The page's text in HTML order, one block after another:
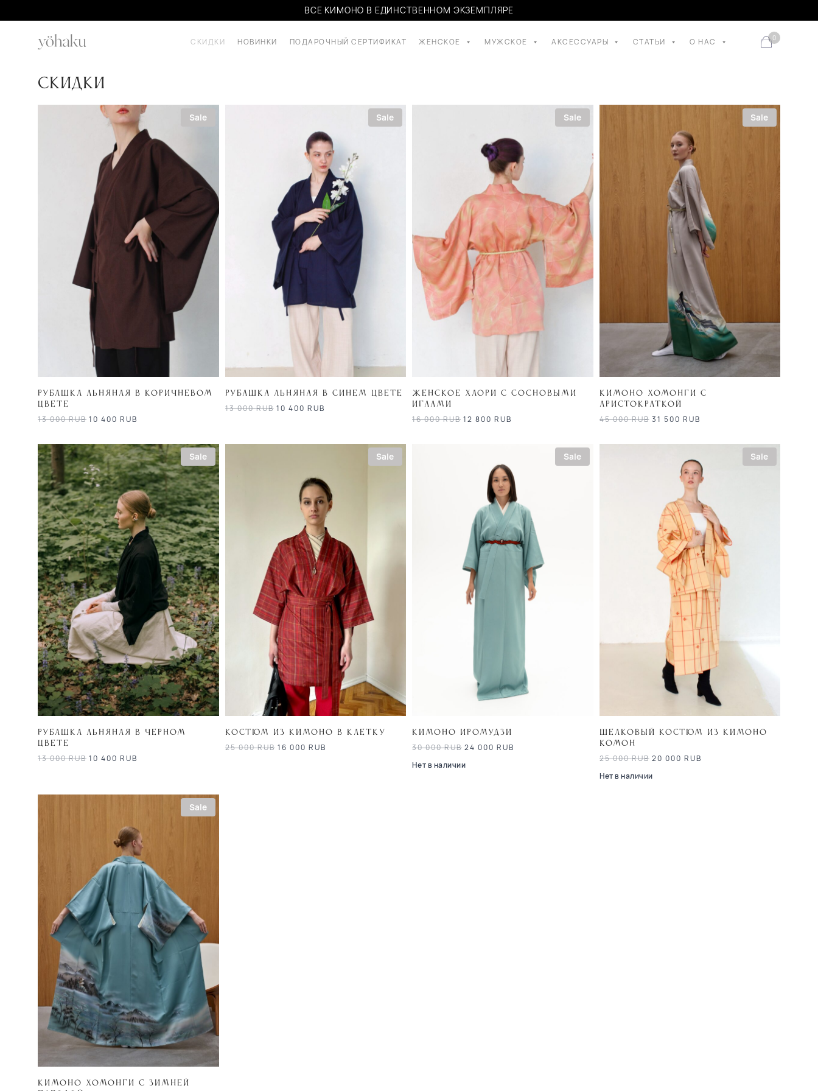
ВСЕ КИМОНО В ЕДИНСТВЕННОМ ЭКЗЕМПЛЯРЕ
СКИДКИ НОВИНКИ ПОДАРОЧНЫЙ СЕРТИФИКАТ ЖЕНСКОЕ МУЖСКОЕ АКСЕССУАРЫ СТАТЬИ О НАС 0
Скидки
Sale
Рубашка льняная в коричневом
цвете
13 000RUB 10 400 RUB
Sale
Рубашка льняная в синем цвете
13 000RUB 10 400 RUB
Sale
Женское хаори с сосновыми
иглами
16 000RUB 12 800 RUB
Sale
Кимоно хомонги с
аристократкой
45 000RUB 31 500 RUB
Sale
Рубашка льняная в черном
цвете
13 000RUB 10 400 RUB
Sale
Костюм из кимоно в клетку
25 000RUB 16 000 RUB
Sale
Кимоно иромудзи
30 000RUB 24 000 RUB
Нет в наличии
Sale
Шелковый костюм из кимоно
комон
25 000RUB 20 000 RUB
Нет в наличии
Sale
Кимоно хомонги с зимней